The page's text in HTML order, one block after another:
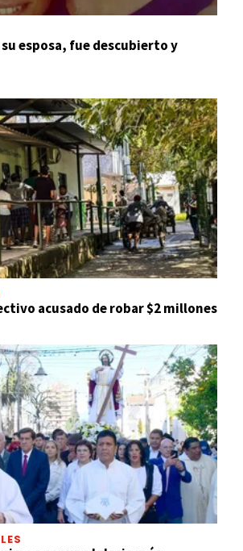
esposa, fue descubierto y
acusado de robar $2 millones